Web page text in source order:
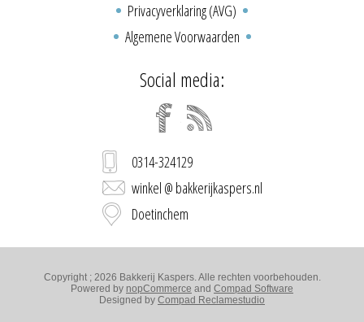
Privacyverklaring (AVG)
Algemene Voorwaarden
Social media:
0314-324129
winkel @ bakkerijkaspers.nl
Doetinchem
Copyright ; 2026 Bakkerij Kaspers. Alle rechten voorbehouden.
Powered by nopCommerce and Compad Software
Designed by Compad Reclamestudio